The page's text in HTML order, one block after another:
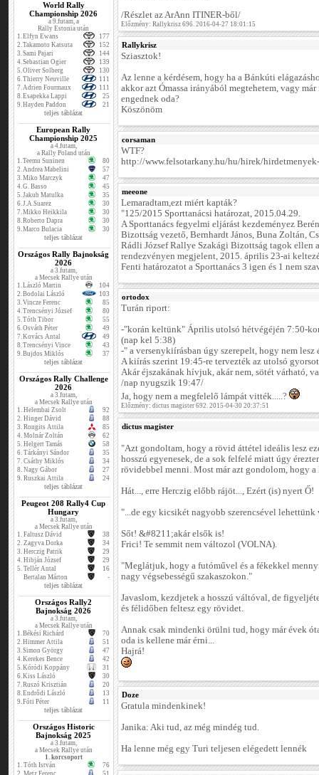
World Rally
Championship 2026
a 9.futam, a
Rally Estonia után
1.Elfyn Ewans
177
2.Takamoto Katsuta
152
3.Sami Pajari
144
4.Sebastian Ogier
139
5.Oliver Solberg
130
6.Thierry Neuville
111
7.Adrien Fourmaux
111
8.Esapekka Lappi
25
9.Hayden Paddon 21
teljes táblázat
European Rally
Championship 2025
a 4.futam,
a Rally Poland után
1.Teemu Suninen
80
2.Andrea Mabelini
57
3.Miko Marczyk
47
4.G. Basso
45
5.Jakub Matulka
35
6.J.A.Suarez
30
7.Mikko Heikkila
30
8.Roberto Dapra
30
9.Marco Bulacia 30
teljes táblázat
Országos Rally Bajnokság
2026
a 3.futam,
a Mecsek Rallye után
1.László Martin
104
2.Bodolai László
103
3.Vincze Ferenc
85
4.Trencsényi József
80
5.Tóth Tibor
55
6.Osváth Péter
49
7.Kovács Antal
49
8.Trencsényi Vince
43
9.Bujdos Miklós 37
teljes táblázat
Országos Rally Challenge
2026
a 3.futam,
a Mecsek Rallye után
1. Helembai Zsolt
92
2. Hinger Dávid
88
3. Rongits Attila
85
4. Molnár Zoltán
62
5. Helgert Tamás
58
6. Tárkányi Sándor
35
7. Csáthy Miklós
34
8. Nagy Gábor
27
9. Ruszkai Attila 24
teljes táblázat
Peugeot 208 Rally4 Cup
Hungary
a 3.futam,
a Mecsek Rallye után
1. Faltusz Dávid
38
2. Zagyva Dorka
34
3. Herczig Patrik
29
4. Hibján József
29
5. Tellér Antal
16
Bertalan Márton
-
teljes táblázat
Országos Rally2
Bajnokság 2026
a 3.futam,
a Mecsek Rallye után
1.Békési Richárd
70
2.Himmer Attila
51
3.Simon György
47
4.Kerekes Bence
42
5.Kóródi Koppány
31
6.Kiss László
30
7.Ruszó Krisztián
20
8.Endrődi László
13
9.Fóti Péter 11
teljes táblázat
Országos Historic
Bajnokság 2025
a 3.futam,
a Mecsek Rallye után
1. korcsoport
1. Tóth István
76
2. Metz Ferenc 51
/Részlet az ArAnn ITINER-ből/
Előzmény: Rallykrisz 696. 2016-04-27 18:01:15
Rallykrisz
Sziasztok!
Az lenne a kérdésem, hogy ha a Bánkúti
akkor azt Ómassa irányából megtehetem, vagy már
engednek oda?
Köszönöm
corsaman
WTF?
http://www.felsotarkany.hu/hu/hirek/
meeone
Lemaradtam,ezt miért kapták?
"125/2015 Sporttanácsi határozat, 2015.04.29.
A Sporttanács fegyelmi eljárást kezdeményez
Bizottság vezető, Bernhardt János, Buna Zoltán,
Rádli József Rallye Szakági Bizottság tagok
rendezvényen megjelent, 2015. április 23-ai
Fenti határozatot a Sporttanács 3 igen és 1 nem
ortodox
Turán riport:
-"korán keltünk" Április utolsó hétvégéjén 7:50-
(nap kel 5:38)
-" a versenykiírásban úgy szerepelt, hogy nem lesz
A kiírás szerint 19:45-re tervezték az utolsó
Akár éjszakának hívjuk, akár nem, sötét várható,
/nap nyugszik 19:47/
Ja, hogy nem a megfelelő lámpát vitték.....?
Előzmény: dictus magister 692. 2015-04-30 20:37:51
dictus magister
"Azt gondoltam, hogy a rövid áttétel ideális lesz
hosszú egyenesek, de a sok felfelé miatt úgy
rövidebbel menni. Most már azt gondolom, hogy
Hát..., erre Herczig előbb rájöt..., Ezért (is) nyert Ő!
"...de egy kicsikét nagyobb szerencsével
Sőt! &#8211;akár elsők is!
Frici! Te semmit nem változol (VOLNA).
"Meglátjuk, hogy a futóművel és a fékekkel
nagy végsebességű szakaszokon."
Javaslom, kezdjetek a hosszú váltóval, de
és félidőben feltesz egy rövidet.
Annak csak mindenki örülni tud, hogy már évek
oda is kellene már érni...
Hajrá!
Doze
Gratula mindenkinek!
Janika: Aki tud, az még mindég tud.
Ha lenne még egy Turi teljesen elégedett lennék